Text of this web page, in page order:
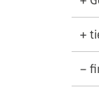
+
–